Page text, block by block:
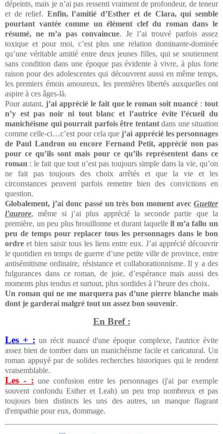
dépeints, mais je n’ai pas ressenti vraiment de profondeur, de teneur
et de relief. Enfin, l’amitié d’Esther et de Clara, qui semble
pourtant vantée comme un élément clef du roman dans le
résumé, ne m’a pas convaincue. Je l’ai trouvé parfois assez
toxique et pour moi, c’est plus une relation dominante-dominée
qu’une véritable amitié entre deux jeunes filles, qui se soutiennent
sans condition dans une époque pas évidente à vivre, à plus forte
raison pour des adolescentes qui découvrent aussi en même temps,
les premiers émois amoureux, les premières libertés auxquelles ont
aspire à ces âges-là.
Pour autant, j’ai apprécié le fait que le roman soit nuancé :tout
n’y est pas noir ni tout blanc et l’autrice évite l’écueil du
manichéisme qui pourrait parfois être tentantdans une situation
comme celle-ci…c’est pour cela quej’ai apprécié les personnages
de Paul Landron ou encore Fernand Petit, apprécié non pas
pour ce qu’ils sont mais pour ce qu’ils représentent dans ce
roman : le fait que tout n’est pas toujours simple dans la vie, qu’on
ne fait pas toujours des choix arrêtés et que la vie et les
circonstances peuvent parfois remettre bien des convictions en
question.
Globalement, j’ai donc passé un très bon moment avec Guetter
l’aurore, même si j’ai plus apprécié la seconde partie que la
première, un peu plus brouillonne et durant laquelleil m’a fallu un
peu de temps pour replacer tous les personnages dans le bon
ordre et bien saisir tous les liens entre eux. J’ai apprécié découvrir
le quotidien en temps de guerre d’une petite ville de province, entre
antisémitisme ordinaire, résistance et collaborationnisme. Il y a des
fulgurances dans ce roman, de joie, d’espérance mais aussi des
moments plus tendus et surtout, plus sordides à l’heure des choix.
Un roman qui ne me marquera pas d’une pierre blanche mais
dont je garderai malgré tout un assez bon souvenir.
En Bref :
Les + : un récit nuancé d'une époque complexe, l'autrice évite
assez bien de tomber dans un manichéisme facile et caricatural. Un
roman appuyé par de solides recherches historiques qui le rendent
vraisemblable.
Les - : une confusion entre les personnages (j'ai par exemple
souvent confondu Esther et Leah) un peu trop nombreux et pas
toujours bien distincts les uns des autres, un manque flagrant
d'empathie pour eux, dommage.